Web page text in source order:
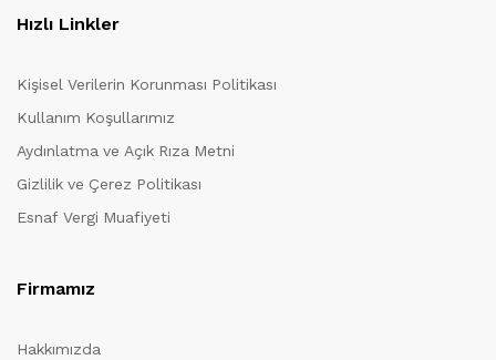
Hızlı Linkler
Kişisel Verilerin Korunması Politikası
Kullanım Koşullarımız
Aydınlatma ve Açık Rıza Metni
Gizlilik ve Çerez Politikası
Esnaf Vergi Muafiyeti
Firmamız
Hakkımızda